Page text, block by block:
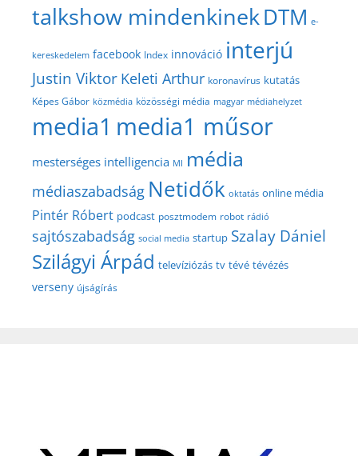
talkshow mindenkinekDTM e-
kereskedelem facebook Index innováció interjú
Justin Viktor Keleti Arthur koronavírus kutatás
Képes Gábor közmédia közösségi média magyar médiahelyzet
media1 media1 műsor
mesterséges intelligencia MI média
médiaszabadság Netidők oktatás online média
Pintér Róbert podcast posztmodem robot rádió
sajtószabadság social media startup Szalay Dániel
Szilágyi Árpád televíziózás tv tévé tévézés
verseny újságírás